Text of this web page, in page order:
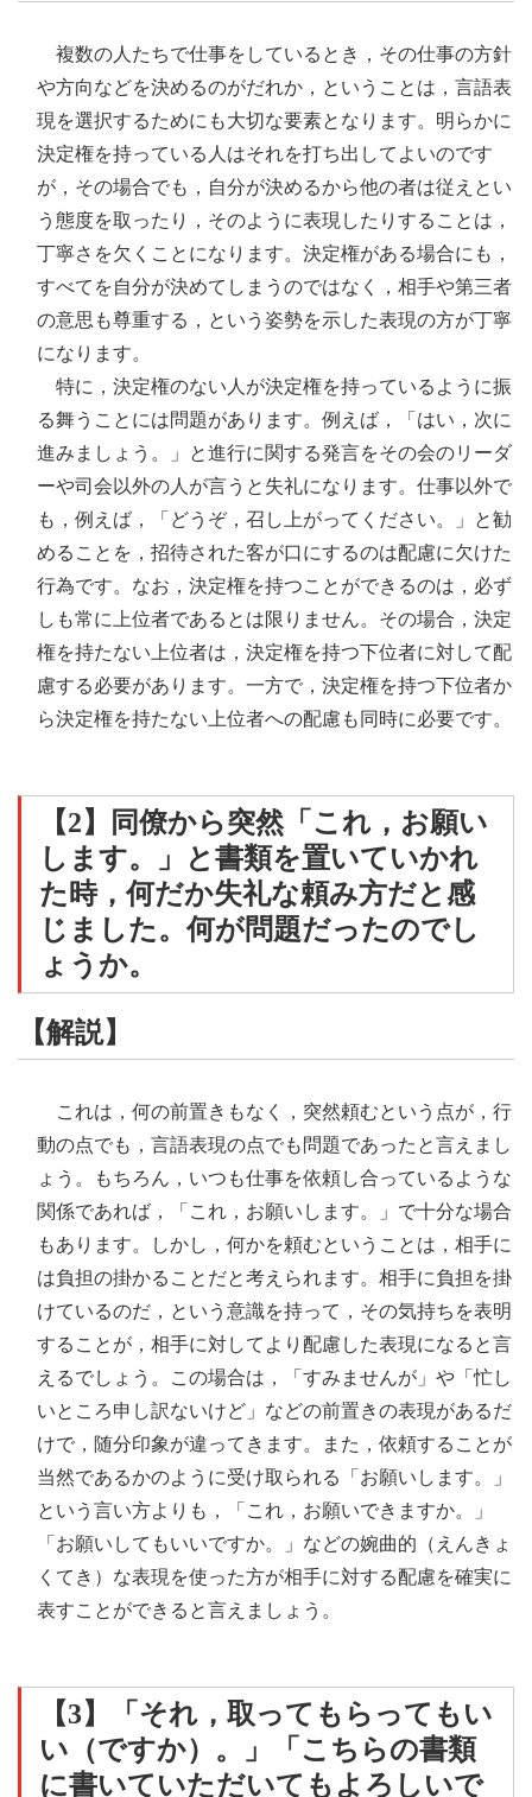
複数の人たちで仕事をしているとき，その仕事の方針
や方向などを決めるのがだれか，ということは，言語表
現を選択するためにも大切な要素となります。明らかに
決定権を持っている人はそれを打ち出してよいのです
が，その場合でも，自分が決めるから他の者は従えとい
う態度を取ったり，そのように表現したりすることは，
丁寧さを欠くことになります。決定権がある場合にも，
すべてを自分が決めてしまうのではなく，相手や第三者
の意思も尊重する，という姿勢を示した表現の方が丁寧
になります。
特に，決定権のない人が決定権を持っているように振
る舞うことには問題があります。例えば，「はい，次に
進みましょう。」と進行に関する発言をその会のリーダ
ーや司会以外の人が言うと失礼になります。仕事以外で
も，例えば，「どうぞ，召し上がってください。」と勧
めることを，招待された客が口にするのは配慮に欠けた
行為です。なお，決定権を持つことができるのは，必ず
しも常に上位者であるとは限りません。その場合，決定
権を持たない上位者は，決定権を持つ下位者に対して配
慮する必要があります。一方で，決定権を持つ下位者か
ら決定権を持たない上位者への配慮も同時に必要です。
【2】同僚から突然「これ，お願い
します。」と書類を置いていかれ
た時，何だか失礼な頼み方だと感
じました。何が問題だったのでし
ょうか。
【解説】
これは，何の前置きもなく，突然頼むという点が，行
動の点でも，言語表現の点でも問題であったと言えまし
ょう。もちろん，いつも仕事を依頼し合っているような
関係であれば，「これ，お願いします。」で十分な場合
もあります。しかし，何かを頼むということは，相手に
は負担の掛かることだと考えられます。相手に負担を掛
けているのだ，という意識を持って，その気持ちを表明
することが，相手に対してより配慮した表現になると言
えるでしょう。この場合は，「すみませんが」や「忙し
いところ申し訳ないけど」などの前置きの表現があるだ
けで，随分印象が違ってきます。また，依頼することが
当然であるかのように受け取られる「お願いします。」
という言い方よりも，「これ，お願いできますか。」
「お願いしてもいいですか。」などの婉曲的（えんきょ
くてき）な表現を使った方が相手に対する配慮を確実に
表すことができると言えましょう。
【3】「それ，取ってもらってもい
い（ですか）。」「こちらの書類
に書いていただいてもよろしいで